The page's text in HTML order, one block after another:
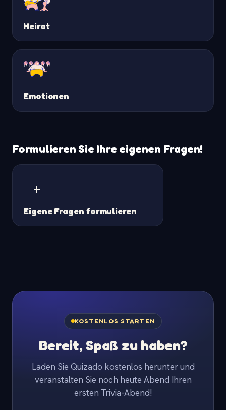
Heirat
Emotionen
Formulieren Sie Ihre eigenen Fragen!
+
Eigene Fragen formulieren
KOSTENLOS STARTEN
Bereit, Spaß zu haben?
Laden Sie Quizado kostenlos herunter und
veranstalten Sie noch heute Abend Ihren
ersten Trivia-Abend!